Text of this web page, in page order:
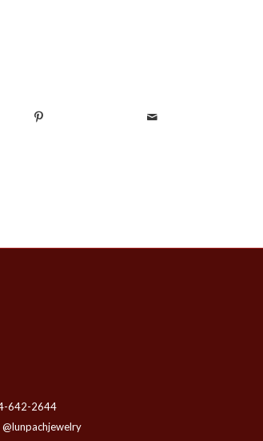
642-2644
@lunpachjewelry